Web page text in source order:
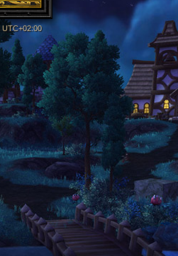
UTC+02:00